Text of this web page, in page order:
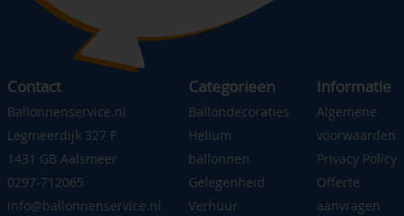
Contact
Ballonnenservice.nl
Legmeerdijk 327 F
1431 GB Aalsmeer
0297-712065
info@ballonnenservice.nl
Categorieen
Ballondecoraties
Helium
ballonnen
Gelegenheid
Verhuur
Informatie
Algemene
voorwaarden
Privacy Policy
Offerte
aanvragen